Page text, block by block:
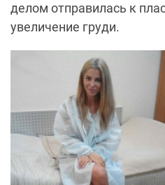
делом отправилась к
увеличение груди.